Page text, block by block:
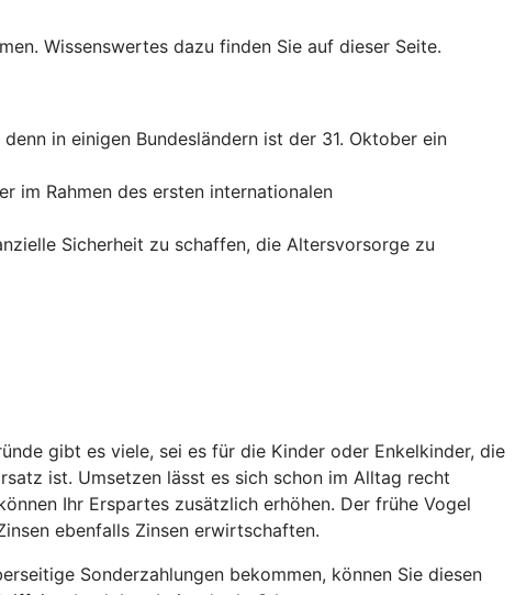
Wissenswertes dazu finden Sie auf dieser Seite.
in einigen Bundesländern ist der 31. Oktober ein
im Rahmen des ersten internationalen
Sicherheit zu schaffen, die Altersvorsorge zu
gibt es viele, sei es für die Kinder oder Enkelkinder, die
ist. Umsetzen lässt es sich schon im Alltag recht
Ihr Erspartes zusätzlich erhöhen. Der frühe Vogel
ebenfalls Zinsen erwirtschaften.
Sonderzahlungen bekommen, können Sie diesen